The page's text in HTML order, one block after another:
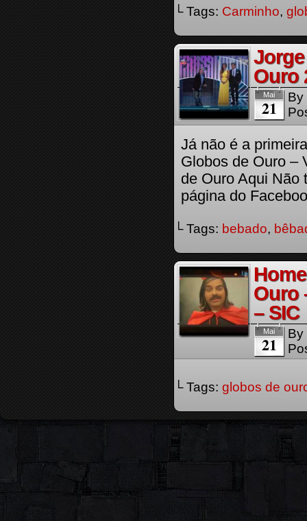
└ Tags: Carminho,
Ouro
Mai
21
By
Já não é a
Globos de Ouro –
de Ouro Aqui Não
página do
└ Tags: bebado,
Ouro
– SIC
Mai
21
By
└ Tags: globos de